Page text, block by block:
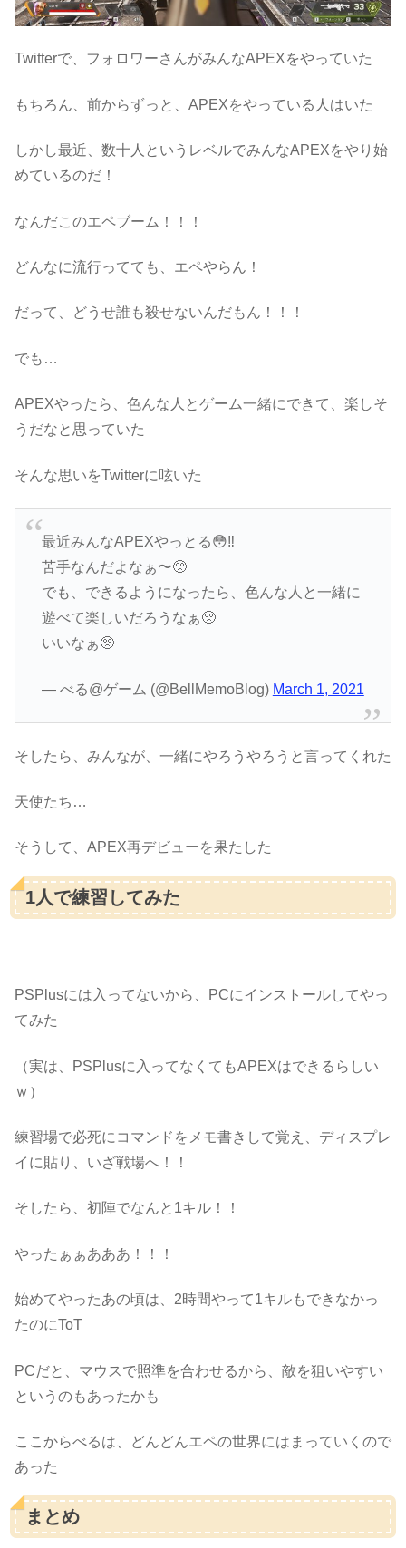
Twitterで、フォロワーさんがみんなAPEXをやっていた
もちろん、前からずっと、APEXをやっている人はいた
しかし最近、数十人というレベルでみんなAPEXをやり始
めているのだ！
なんだこのエペブーム！！！
どんなに流行ってても、エペやらん！
だって、どうせ誰も殺せないんだもん！！！
でも…
APEXやったら、色んな人とゲーム一緒にできて、楽しそ
うだなと思っていた
そんな思いをTwitterに呟いた
最近みんなAPEXやっとる😳‼︎
苦手なんだよなぁ〜🥺
でも、できるようになったら、色んな人と一緒に
遊べて楽しいだろうなぁ🥺
いいなぁ🥺
— べる@ゲーム (@BellMemoBlog) March 1, 2021
そしたら、みんなが、一緒にやろうやろうと言ってくれた
天使たち…
そうして、APEX再デビューを果たした
1人で練習してみた
PSPlusには入ってないから、PCにインストールしてやっ
てみた
（実は、PSPlusに入ってなくてもAPEXはできるらしい
ｗ）
練習場で必死にコマンドをメモ書きして覚え、ディスプレ
イに貼り、いざ戦場へ！！
そしたら、初陣でなんと1キル！！
やったぁぁあああ！！！
始めてやったあの頃は、2時間やって1キルもできなかっ
たのにToT
PCだと、マウスで照準を合わせるから、敵を狙いやすい
というのもあったかも
ここからべるは、どんどんエペの世界にはまっていくので
あった
まとめ